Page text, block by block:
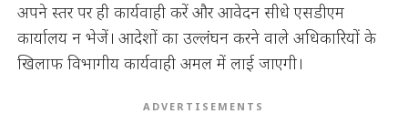
अपने स्तर पर ही कार्यवाही करें और आवेदन सीधे एसडीएम
कार्यालय न भेजें। आदेशों का उल्लंघन करने वाले अधिकारियों के
खिलाफ विभागीय कार्यवाही अमल में लाई जाएगी।
ADVERTISEMENTS